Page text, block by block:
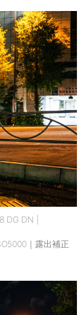
DN |
｜露出補正